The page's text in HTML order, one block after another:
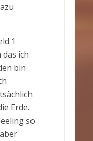
1
ich
bin
Erde..
so